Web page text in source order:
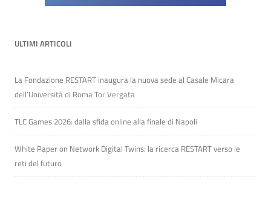
ULTIMI ARTICOLI
La Fondazione RESTART inaugura la nuova sede al Casale Micara
dell’Università di Roma Tor Vergata
TLC Games 2026: dalla sfida online alla finale di Napoli
White Paper on Network Digital Twins: la ricerca RESTART verso le
reti del futuro